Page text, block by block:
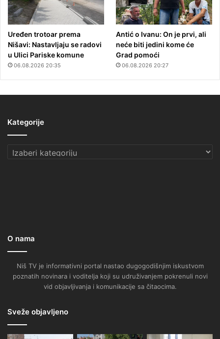
Uređen trotoar prema
Nišavi: Nastavljaju se radovi
u Ulici Pariske komune
06.08.2026 20:35
Antić o Ivanu: On je prvi, ali
neće biti jedini kome će
Grad pomoći
06.08.2026 20:27
Kategorije
Kategorije
O nama
Niš TV je informativni portal nastao dugogodišnjim iskustvom
poznatih novinara i voditelja koji su udruživanjem pokrenuli novi
vid objavljivanja i komunikacije sa čitaocima.
Sveže objavljeno